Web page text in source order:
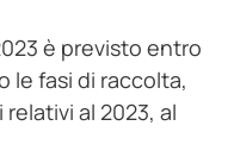
è previsto entro
le fasi di raccolta,
al 2023, al